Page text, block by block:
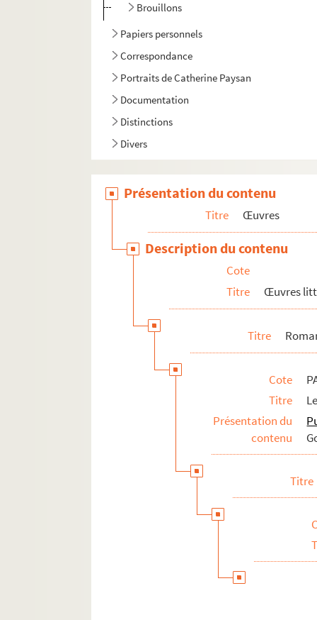
Brouillons
Papiers personnels
Correspondance
Portraits de Catherine Paysan
Documentation
Distinctions
Divers
Présentation du contenu
Titre Œuvres
Description du contenu
Cote
Titre
Œuvres
Titre
Cote
Titre
Présentation du
contenu
Titre